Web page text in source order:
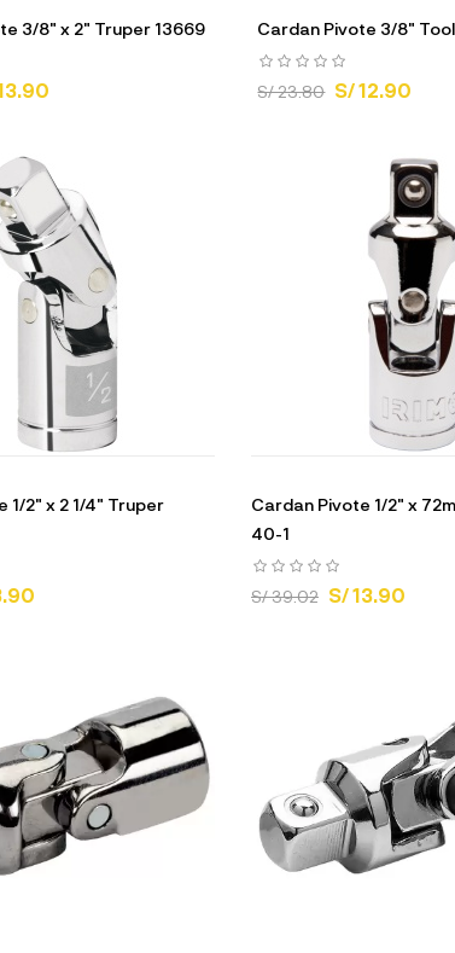
3/8" x 2" Truper 13669 Cardan Pivote 3/8"
S/ 23.80 S/ 12.90
1/2" x 2 1/4" Truper
Cardan Pivote 1/2" x
40-1
S/ 39.02 S/ 13.90